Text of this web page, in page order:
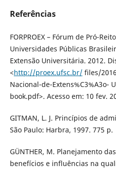
Referências
FORPROEX – Fórum de Pró-
Universidades Públicas
Extensão Universitária. 2012.
<http://proex.ufsc.br/files/
Nacional-de-Extens%C3%A3o-
book.pdf>. Acesso em: 10 fev.
GITMAN, L. J. Princípios de
São Paulo: Harbra, 1997. 775 p.
GÜNTHER, M. Planejamento
benefícios e influências na